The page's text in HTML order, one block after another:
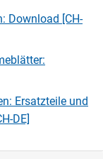
Download [CH-
Ersatzteile und
DE]